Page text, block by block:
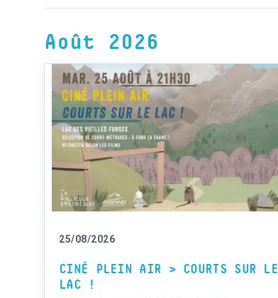
Août 2026
25/08/2026
CINÉ PLEIN AIR > COURTS SUR LE
LAC !